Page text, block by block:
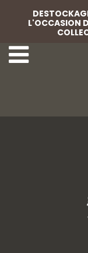
21 Jesus
L'OCCASION